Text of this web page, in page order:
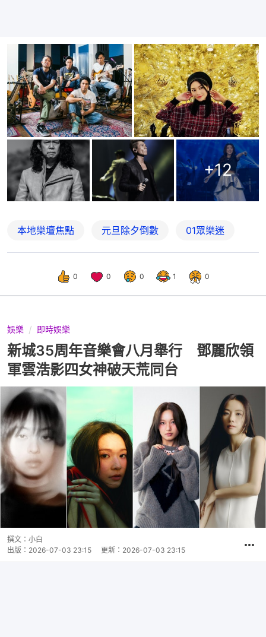
+12
本地樂壇焦點 元旦除夕倒數 01眾樂迷
0 0 0 1 0
娛樂 即時娛樂
新城35周年音樂會八月舉行 鄧麗欣領
軍雲浩影四女神破天荒同台
撰文： 小白
出版： 2026-07-03 23:15 更新： 2026-07-03 23:15